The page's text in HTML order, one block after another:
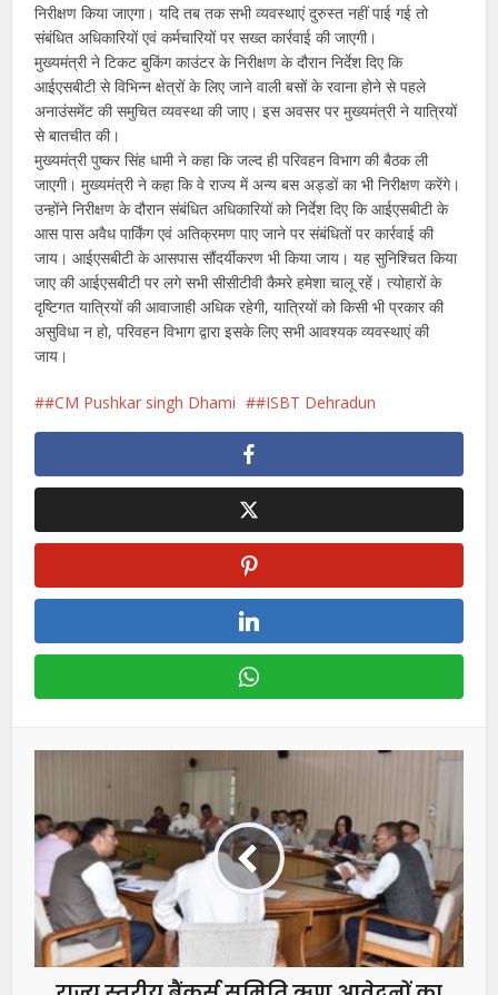
निरीक्षण किया जाएगा। यदि तब तक सभी व्यवस्थाएं दुरुस्त नहीं पाई गई तो
संबंधित अधिकारियों एवं कर्मचारियों पर सख्त कार्रवाई की जाएगी।
मुख्यमंत्री ने टिकट बुकिंग काउंटर के निरीक्षण के दौरान निर्देश दिए कि
आईएसबीटी से विभिन्न क्षेत्रों के लिए जाने वाली बसों के रवाना होने से पहले
अनाउंसमेंट की समुचित व्यवस्था की जाए। इस अवसर पर मुख्यमंत्री ने यात्रियों
से बातचीत की।
मुख्यमंत्री पुष्कर सिंह धामी ने कहा कि जल्द ही परिवहन विभाग की बैठक ली
जाएगी। मुख्यमंत्री ने कहा कि वे राज्य में अन्य बस अड्डों का भी निरीक्षण करेंगे।
उन्होंने निरीक्षण के दौरान संबंधित अधिकारियों को निर्देश दिए कि आईएसबीटी के
आस पास अवैध पार्किंग एवं अतिक्रमण पाए जाने पर संबंधितों पर कार्रवाई की
जाय। आईएसबीटी के आसपास सौंदर्यीकरण भी किया जाय। यह सुनिश्चित किया
जाए की आईएसबीटी पर लगे सभी सीसीटीवी कैमरे हमेशा चालू रहें। त्योहारों के
दृष्टिगत यात्रियों की आवाजाही अधिक रहेगी, यात्रियों को किसी भी प्रकार की
असुविधा न हो, परिवहन विभाग द्वारा इसके लिए सभी आवश्यक व्यवस्थाएं की
जाय।
#CM Pushkar singh Dhami #ISBT Dehradun